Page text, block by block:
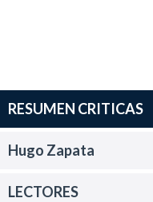
RESUMEN CRITICAS
Hugo Zapata
LECTORES